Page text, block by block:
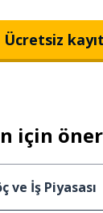
Ücretsiz
için
ve İş Piyasası